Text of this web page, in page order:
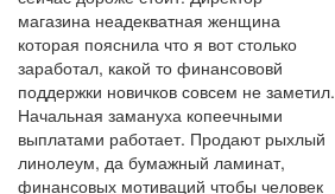
магазина неадекватная женщина
которая пояснила что я вот столько
заработал, какой то финансововй
поддержки новичков совсем не заметил.
Начальная замануха копеечными
выплатами работает. Продают рыхлый
линолеум, да бумажный ламинат,
финансовых мотиваций чтобы человек